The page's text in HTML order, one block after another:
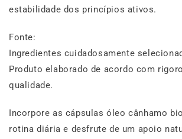
estabilidade dos princípios ativos.
Fonte:
Ingredientes cuidadosamente
Produto elaborado de acordo com
qualidade.
Incorpore as cápsulas óleo cânhamo
rotina diária e desfrute de um apoio